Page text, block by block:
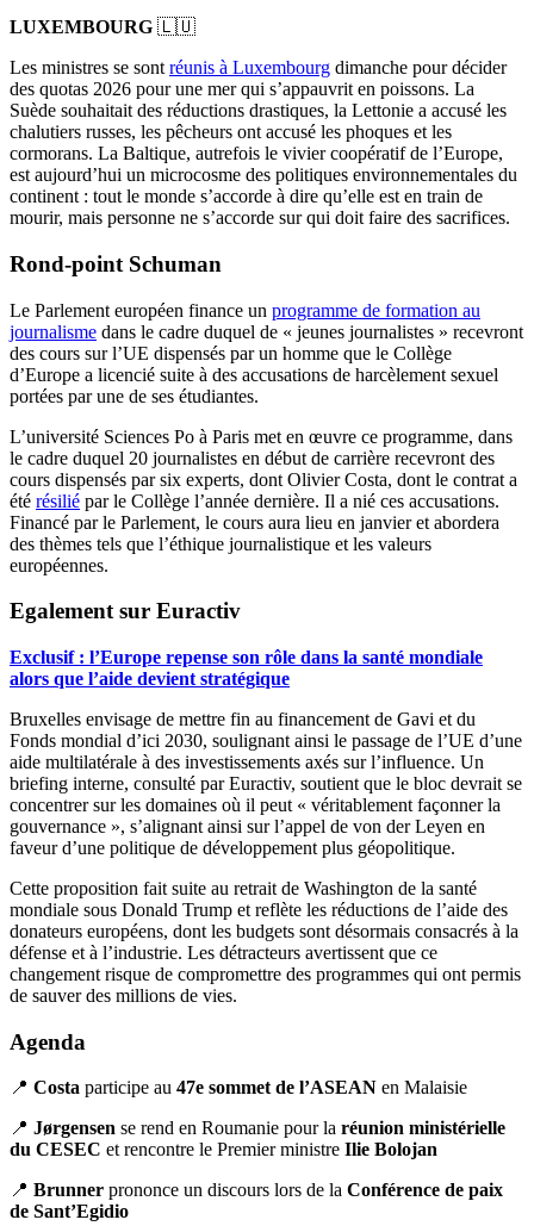
LUXEMBOURG 🇱🇺
Les ministres se sont réunis à Luxembourg dimanche pour décider
des quotas 2026 pour une mer qui s’appauvrit en poissons. La
Suède souhaitait des réductions drastiques, la Lettonie a accusé les
chalutiers russes, les pêcheurs ont accusé les phoques et les
cormorans. La Baltique, autrefois le vivier coopératif de l’Europe,
est aujourd’hui un microcosme des politiques environnementales du
continent : tout le monde s’accorde à dire qu’elle est en train de
mourir, mais personne ne s’accorde sur qui doit faire des sacrifices.
Rond-point Schuman
Le Parlement européen finance un programme de formation au
journalisme dans le cadre duquel de « jeunes journalistes » recevront
des cours sur l’UE dispensés par un homme que le Collège
d’Europe a licencié suite à des accusations de harcèlement sexuel
portées par une de ses étudiantes.
L’université Sciences Po à Paris met en œuvre ce programme, dans
le cadre duquel 20 journalistes en début de carrière recevront des
cours dispensés par six experts, dont Olivier Costa, dont le contrat a
été résilié par le Collège l’année dernière. Il a nié ces accusations.
Financé par le Parlement, le cours aura lieu en janvier et abordera
des thèmes tels que l’éthique journalistique et les valeurs
européennes.
Egalement sur Euractiv
Exclusif : l’Europe repense son rôle dans la santé mondiale
alors que l’aide devient stratégique
Bruxelles envisage de mettre fin au financement de Gavi et du
Fonds mondial d’ici 2030, soulignant ainsi le passage de l’UE d’une
aide multilatérale à des investissements axés sur l’influence. Un
briefing interne, consulté par Euractiv, soutient que le bloc devrait se
concentrer sur les domaines où il peut « véritablement façonner la
gouvernance », s’alignant ainsi sur l’appel de von der Leyen en
faveur d’une politique de développement plus géopolitique.
Cette proposition fait suite au retrait de Washington de la santé
mondiale sous Donald Trump et reflète les réductions de l’aide des
donateurs européens, dont les budgets sont désormais consacrés à la
défense et à l’industrie. Les détracteurs avertissent que ce
changement risque de compromettre des programmes qui ont permis
de sauver des millions de vies.
Agenda
📍 Costa participe au 47e sommet de l’ASEAN en Malaisie
📍 Jørgensen se rend en Roumanie pour la réunion ministérielle
du CESEC et rencontre le Premier ministre Ilie Bolojan
📍 Brunner prononce un discours lors de la Conférence de paix
de Sant’Egidio